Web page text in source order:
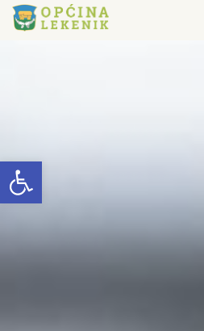
Open toolbar